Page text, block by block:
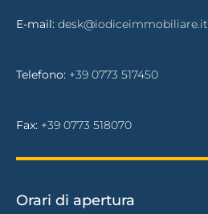
E-mail: desk@iodiceimmobiliare.it
Telefono: +39 0773 517450
Fax: +39 0773 518070
Orari di apertura